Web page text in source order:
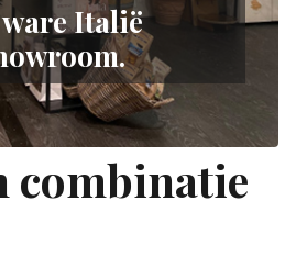
Italië
combinatie